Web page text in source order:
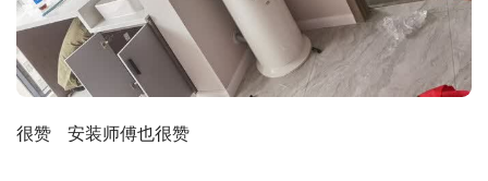
很赞   安装师傅也很赞